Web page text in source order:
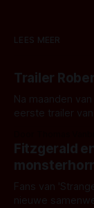
LEES MEER
Trailer
Na maanden
eerste trailer
kille stijl vol
het het al
Fitzgerald
Fans van
nieuwe